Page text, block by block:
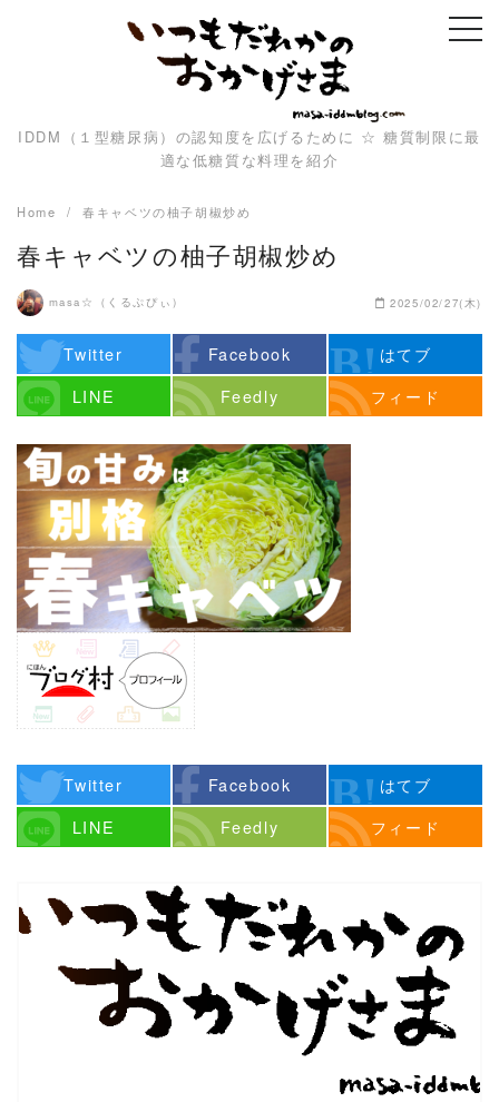
IDDM（１型糖尿病）の認知度を広げるために ☆ 糖質制限に最
適な低糖質な料理を紹介
Home 春キャベツの柚子胡椒炒め
春キャベツの柚子胡椒炒め
masa☆（くるぷぴぃ） 2025/02/27(木)
Twitter Facebook
はてブ
LINE
Feedly フィード
Twitter Facebook
はてブ
LINE
Feedly フィード